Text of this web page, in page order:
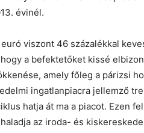
évinél.
viszont 46 százalékkal
a befektetőket kissé
amely főleg a párizsi
ingatlanpiacra jellemző
hatja át ma a piacot. Ezen
az iroda- és